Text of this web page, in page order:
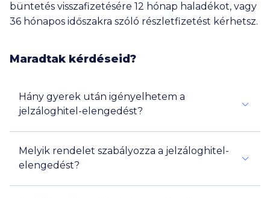
büntetés visszafizetésére 12 hónap haladékot, vagy
36 hónapos időszakra szóló részletfizetést kérhetsz.
Maradtak kérdéseid?
Hány gyerek után igényelhetem a
jelzáloghitel-elengedést?
Melyik rendelet szabályozza a jelzáloghitel-
elengedést?